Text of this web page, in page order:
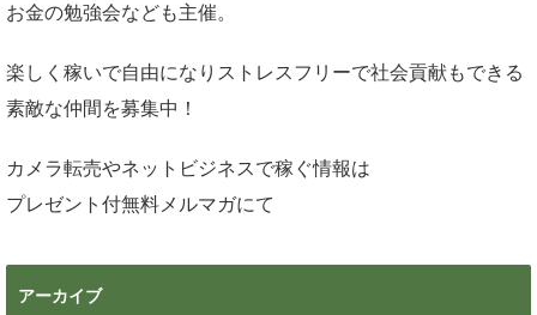
お金の勉強会なども主催。
楽しく稼いで自由になりストレスフリーで社会貢献もできる
素敵な仲間を募集中！
カメラ転売やネットビジネスで稼ぐ情報は
プレゼント付無料メルマガにて
アーカイブ